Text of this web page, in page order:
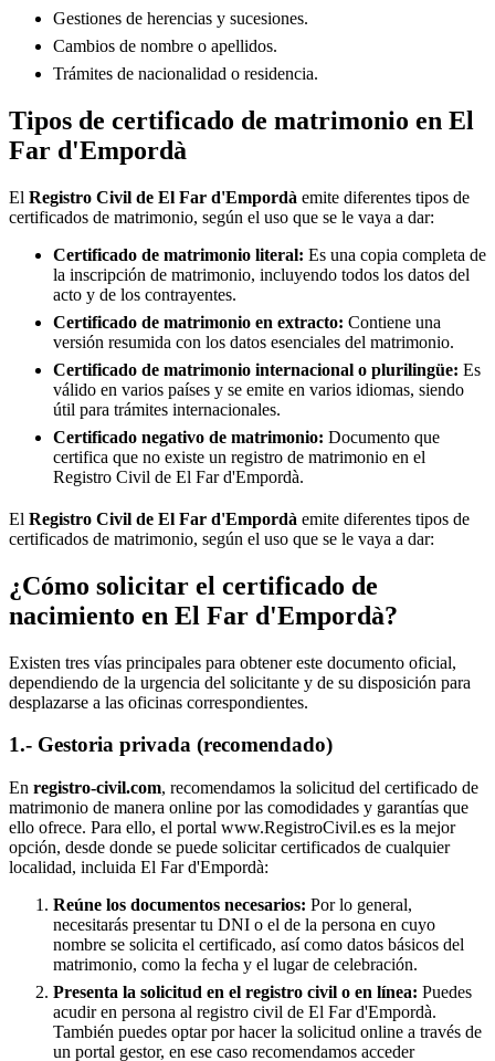
Gestiones de herencias y sucesiones.
Cambios de nombre o apellidos.
Trámites de nacionalidad o residencia.
Tipos de certificado de matrimonio en El
Far d'Empordà
El Registro Civil de El Far d'Empordà emite diferentes tipos de
certificados de matrimonio, según el uso que se le vaya a dar:
Certificado de matrimonio literal: Es una copia completa de
la inscripción de matrimonio, incluyendo todos los datos del
acto y de los contrayentes.
Certificado de matrimonio en extracto: Contiene una
versión resumida con los datos esenciales del matrimonio.
Certificado de matrimonio internacional o plurilingüe: Es
válido en varios países y se emite en varios idiomas, siendo
útil para trámites internacionales.
Certificado negativo de matrimonio: Documento que
certifica que no existe un registro de matrimonio en el
Registro Civil de El Far d'Empordà.
El Registro Civil de El Far d'Empordà emite diferentes tipos de
certificados de matrimonio, según el uso que se le vaya a dar:
¿Cómo solicitar el certificado de
nacimiento en El Far d'Empordà?
Existen tres vías principales para obtener este documento oficial,
dependiendo de la urgencia del solicitante y de su disposición para
desplazarse a las oficinas correspondientes.
1.- Gestoria privada (recomendado)
En registro-civil.com, recomendamos la solicitud del certificado de
matrimonio de manera online por las comodidades y garantías que
ello ofrece. Para ello, el portal www.RegistroCivil.es es la mejor
opción, desde donde se puede solicitar certificados de cualquier
localidad, incluida El Far d'Empordà:
Reúne los documentos necesarios: Por lo general,
necesitarás presentar tu DNI o el de la persona en cuyo
nombre se solicita el certificado, así como datos básicos del
matrimonio, como la fecha y el lugar de celebración.
Presenta la solicitud en el registro civil o en línea: Puedes
acudir en persona al registro civil de El Far d'Empordà.
También puedes optar por hacer la solicitud online a través de
un portal gestor, en ese caso recomendamos acceder